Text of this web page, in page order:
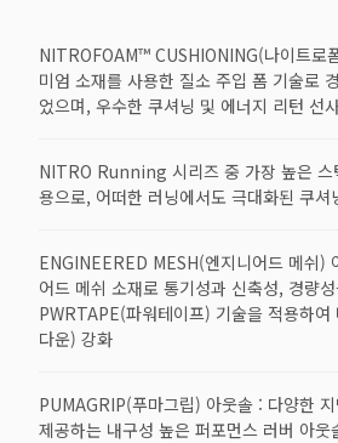
NITROFOAM™ CUSHIONING(나이트로
미엄 소재를 사용한 질소 주입 폼 기술로
었으며, 우수한 쿠셔닝 및 에너지 리턴 선
NITRO Running 시리즈 중 가장 높은 스
용으로, 어떠한 러닝에서도 극대화된 쿠셔
ENGINEERED MESH(엔지니어드 메쉬)
어드 메쉬 소재로 통기성과 신축성, 경량
PWRTAPE(파워테이프) 기술을 적용하여
다운) 강화
PUMAGRIP(푸마그립) 아웃솔 : 다양한
제공하는 내구성 높은 퍼포먼스 러버 아웃